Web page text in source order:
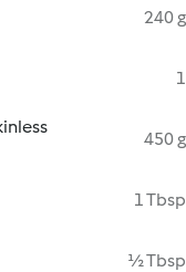
240 g
1
450 g
1 Tbsp
½ Tbsp